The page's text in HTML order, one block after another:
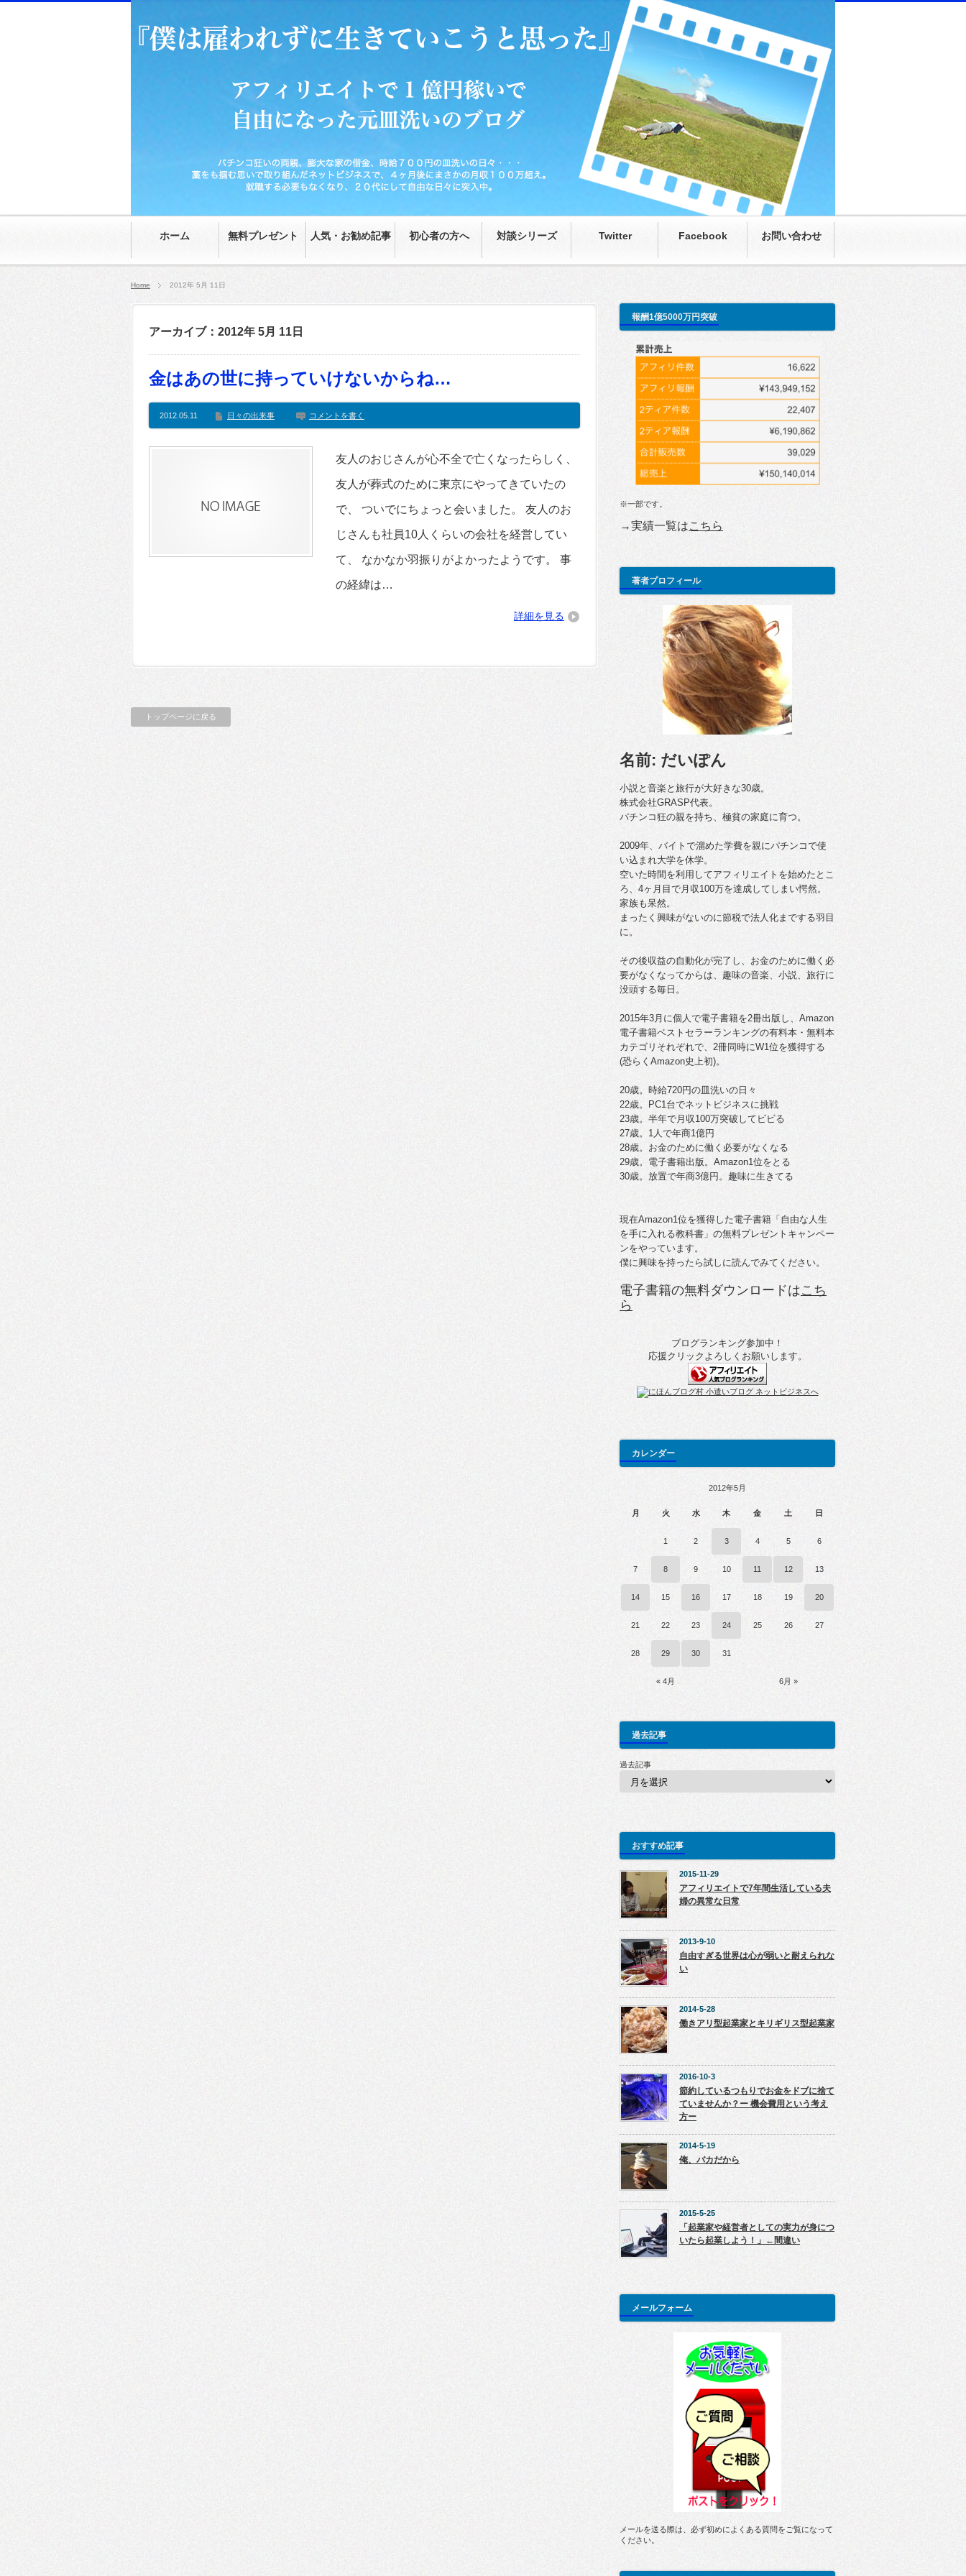
ホーム 無料プレゼント 人気・お勧め記事 初心者の方へ 対談シリーズ Twitter Facebook お問い合わせ
パチンコ狂いの両親、膨大な家の借金、時給700円の皿洗いの日々…が、藁をもつかむ思いで取り組んだネットビジネスで、4ヶ月後にまさかの月収100万超え。僕も呆然。家族も呆
然。就職する必要もなくなり、20代にして自由な日々に突入中。
Home 2012年 5月 11日
アーカイブ：2012年 5月 11日
金はあの世に持っていけないからね…
2012.05.11 日々の出来事 コメントを書く
友人のおじさんが心不全で亡くなったらしく、
友人が葬式のために東京にやってきていたの
で、 ついでにちょっと会いました。 友人のお
じさんも社員10人くらいの会社を経営してい
て、 なかなか羽振りがよかったようです。 事
の経緯は…
詳細を見る
トップページに戻る
報酬1億5000万円突破
※一部です。
→実績一覧はこちら
著者プロフィール
名前: だいぽん
小説と音楽と旅行が大好きな30歳。
株式会社GRASP代表。
パチンコ狂の親を持ち、極貧の家庭に育つ。
2009年、バイトで溜めた学費を親にパチンコで使
い込まれ大学を休学。
空いた時間を利用してアフィリエイトを始めたとこ
ろ、4ヶ月目で月収100万を達成してしまい愕然。
家族も呆然。
まったく興味がないのに節税で法人化までする羽目
に。
その後収益の自動化が完了し、お金のために働く必
要がなくなってからは、趣味の音楽、小説、旅行に
没頭する毎日。
2015年3月に個人で電子書籍を2冊出版し、Amazon
電子書籍ベストセラーランキングの有料本・無料本
カテゴリそれぞれで、2冊同時にW1位を獲得する
(恐らくAmazon史上初)。
20歳。時給720円の皿洗いの日々
22歳。PC1台でネットビジネスに挑戦
23歳。半年で月収100万突破してビビる
27歳。1人で年商1億円
28歳。お金のために働く必要がなくなる
29歳。電子書籍出版。Amazon1位をとる
30歳。放置で年商3億円。趣味に生きてる
現在Amazon1位を獲得した電子書籍「自由な人生
を手に入れる教科書」の無料プレゼントキャンペー
ンをやっています。
僕に興味を持ったら試しに読んでみてください。
電子書籍の無料ダウンロードはこち
ら
ブログランキング参加中！
応援クリックよろしくお願いします。
カレンダー
2012年5月
月 火 水 木 金 土 日
« 4月 6月 »
1 2 3 4 5 6
7 8 9 10 11 12 13
14 15 16 17 18 19 20
21 22 23 24 25 26 27
28 29 30 31
過去記事
過去記事
おすすめ記事
2015-11-29
アフィリエイトで7年間生活している夫
婦の異常な日常
2013-9-10
自由すぎる世界は心が弱いと耐えられな
い
2014-5-28
働きアリ型起業家とキリギリス型起業家
2016-10-3
節約しているつもりでお金をドブに捨て
ていませんか？ー 機会費用という考え
方ー
2014-5-19
俺、バカだから
2015-5-25
「起業家や経営者としての実力が身につ
いたら起業しよう！」←間違い
メールフォーム
メールを送る際は、必ず初めによくある質問をご覧になって
ください。